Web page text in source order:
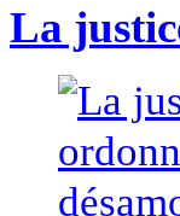
La